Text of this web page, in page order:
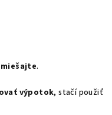
.
výpotok, stačí použiť